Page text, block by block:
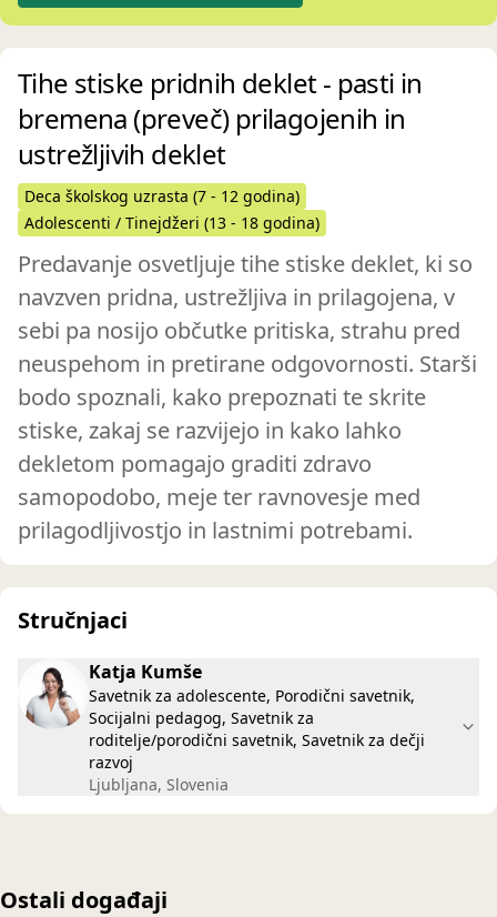
Tihe stiske pridnih deklet - pasti in
bremena (preveč) prilagojenih in
ustrežljivih deklet
Deca školskog uzrasta (7 - 12 godina)
Adolescenti / Tinejdžeri (13 - 18 godina)
Predavanje osvetljuje tihe stiske deklet, ki so
navzven pridna, ustrežljiva in prilagojena, v
sebi pa nosijo občutke pritiska, strahu pred
neuspehom in pretirane odgovornosti. Starši
bodo spoznali, kako prepoznati te skrite
stiske, zakaj se razvijejo in kako lahko
dekletom pomagajo graditi zdravo
samopodobo, meje ter ravnovesje med
prilagodljivostjo in lastnimi potrebami.
Stručnjaci
Katja Kumše
Savetnik za adolescente, Porodični savetnik,
Socijalni pedagog, Savetnik za
roditelje/porodični savetnik, Savetnik za dečji
razvoj
Ljubljana, Slovenia
Ostali događaji